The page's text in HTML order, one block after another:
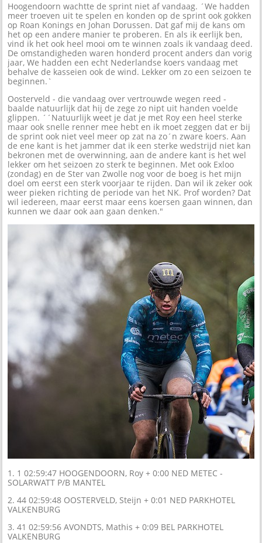
Hoogendoorn wachtte de sprint niet af vandaag. ´We hadden
meer troeven uit te spelen en konden op de sprint ook gokken
op Roan Konings en Johan Dorussen. Dat gaf mij de kans om
het op een andere manier te proberen. En als ik eerlijk ben,
vind ik het ook heel mooi om te winnen zoals ik vandaag deed.
De omstandigheden waren honderd procent anders dan vorig
jaar, We hadden een echt Nederlandse koers vandaag met
behalve de kasseien ook de wind. Lekker om zo een seizoen te
beginnen.`
Oosterveld - die vandaag over vertrouwde wegen reed -
baalde natuurlijk dat hij de zege zo nipt uit handen voelde
glippen. ´´Natuurlijk weet je dat je met Roy een heel sterke
maar ook snelle renner mee hebt en ik moet zeggen dat er bij
de sprint ook niet veel meer op zat na zo´n zware koers. Aan
de ene kant is het jammer dat ik een sterke wedstrijd niet kan
bekronen met de overwinning, aan de andere kant is het wel
lekker om het seizoen zo sterk te beginnen. Met ook Exloo
(zondag) en de Ster van Zwolle nog voor de boeg is het mijn
doel om eerst een sterk voorjaar te rijden. Dan wil ik zeker ook
weer pieken richting de periode van het NK. Prof worden? Dat
wil iedereen, maar eerst maar eens koersen gaan winnen, dan
kunnen we daar ook aan gaan denken."
1. 1 02:59:47 HOOGENDOORN, Roy + 0:00 NED METEC -
SOLARWATT P/B MANTEL
2. 44 02:59:48 OOSTERVELD, Steijn + 0:01 NED PARKHOTEL
VALKENBURG
3. 41 02:59:56 AVONDTS, Mathis + 0:09 BEL PARKHOTEL
VALKENBURG